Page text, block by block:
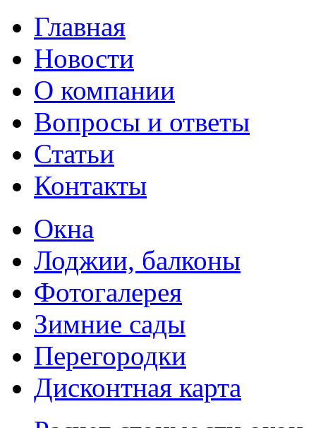
Главная
Новости
О компании
Вопросы и ответы
Статьи
Контакты
Окна
Лоджии, балконы
Фотогалерея
Зимние сады
Перегородки
Дисконтная карта